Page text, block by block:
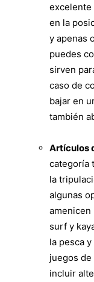
excelente
en la
y apenas
puedes
sirven
caso de
bajar en
también
Artículos
categoría
la
algunas
amenicen
surf y
la pesca
juegos
incluir